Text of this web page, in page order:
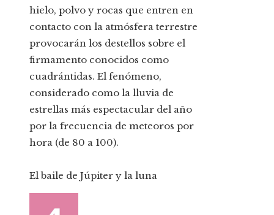
hielo, polvo y rocas que entren en
contacto con la atmósfera terrestre
provocarán los destellos sobre el
firmamento conocidos como
cuadrántidas. El fenómeno,
considerado como la lluvia de
estrellas más espectacular del año
por la frecuencia de meteoros por
hora (de 80 a 100).
El baile de Júpiter y la luna